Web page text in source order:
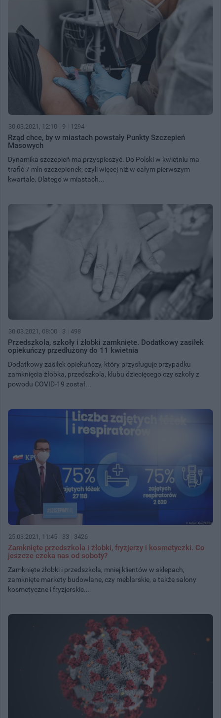
30.03.2021, 12:10 9 1294
Rząd chce, by w miastach powstały Punkty Szczepień
Masowych
Dynamika szczepień ma przyspieszyć. Do Polski w kwietniu ma
trafić 7 mln szczepionek, czyli więcej niż w całym pierwszym
kwartale. Dlatego w miastach...
30.03.2021, 08:00 3 498
Przedszkola, szkoły i żłobki zamknięte. Dodatkowy zasiłek
opiekuńczy przedłużony do 11 kwietnia
Dodatkowy zasiłek opiekuńczy, który przysługuje przypadku
zamknięcia żłobka, przedszkola, klubu dziecięcego czy szkoły z
powodu COVID-19 został...
25.03.2021, 11:45 33 3426
Zamknięte przedszkola i żłobki, fryzjerzy i kosmetyczki. Co
jeszcze czeka nas od soboty?
Zamknięte żłobki i przedszkola, mniej klientów w sklepach,
zamknięte markety budowlane, czy meblarskie, a także salony
kosmetyczne i fryzjerskie...